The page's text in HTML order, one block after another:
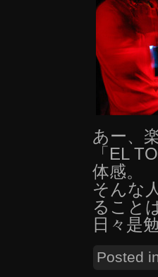
あー、
「EL
体感。
そんな
ること
日々是
Posted